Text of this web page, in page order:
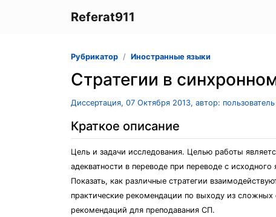
Referat911
Рубрикатор Иностранные языки
Стратегии в
Диссертация, 07 Октября 2013, автор:
Краткое описание
Цель и задачи исследования. Целью работы
адекватности в переводе при переводе с
Показать, как различные стратегии
практические рекомендации по выходу из
рекомендаций для преподавания СП.